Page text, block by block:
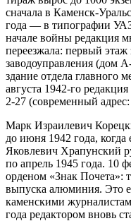
сначала в Каменск-
года — в типографии
начале войны редакция
переезжала: первый этаж
заводоуправления (дом
здание отдела главного
августа 1942-го
2-27 (современный
Марк Израилевич
до июня 1942 года,
Яковлевич Храпунский
по апрель 1945 года. 10
орденом «Знак Почета»:
выпуска алюминия. Это
каменскими
года редактором вновь